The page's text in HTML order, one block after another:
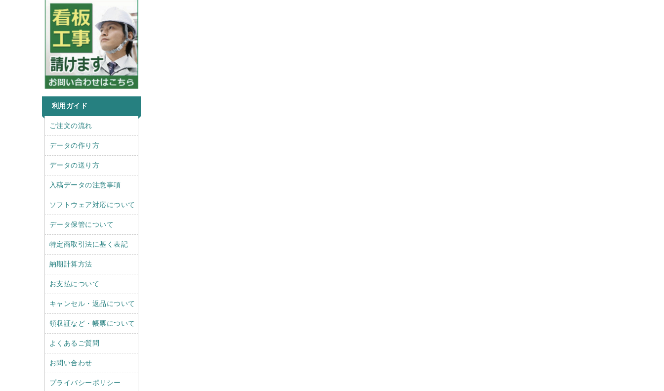
利用ガイド
r
ご注文の流れ
データの作り方
データの送り方
入稿データの注意事項
ソフトウェア対応について
データ保管について
特定商取引法に基く表記
納期計算方法
お支払について
キャンセル・返品について
領収証など・帳票について
よくあるご質問
お問い合わせ
プライバシーポリシー